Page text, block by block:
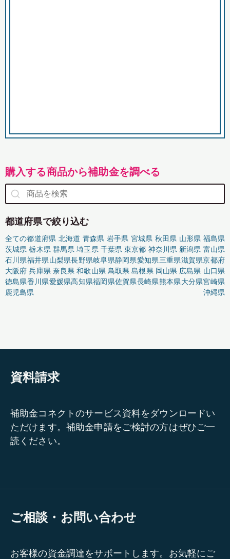
購入する商品から補助金を調べる
都道府県で絞り込む
全ての都道府県 北海道 青森県 岩手県 宮城県 秋田県 山形県 福島県
茨城県 栃木県 群馬県 埼玉県 千葉県 東京都 神奈川県 新潟県 富山県
石川県福井県山梨県長野県岐阜県静岡県愛知県三重県滋賀県京都府
大阪府 兵庫県 奈良県 和歌山県 鳥取県 島根県 岡山県 広島県 山口県
徳島県香川県愛媛県高知県福岡県佐賀県長崎県熊本県大分県宮崎県
鹿児島県
沖縄県
資料請求
補助金コネクトのサービス資料をダウンロードい
ただけます。補助金申請をご検討の方はぜひご一
読ください。
ご相談・お問い合わせ
お客様の資金調達をサポートします。お気軽にご